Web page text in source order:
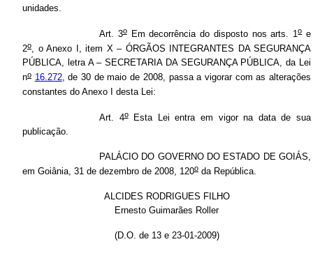
unidades.
Art. 3oEm decorrência do disposto nos arts. 1oe
2o, o Anexo I, item X – ÓRGÃOS INTEGRANTES DA SEGURANÇA
PÚBLICA, letra A – SECRETARIA DA SEGURANÇA PÚBLICA, da Lei
no 16.272, de 30 de maio de 2008, passa a vigorar com as alterações
constantes do Anexo I desta Lei:
Art. 4oEsta Lei entra em vigor na data de sua
publicação.
PALÁCIO DO GOVERNO DO ESTADO DE GOIÁS,
em Goiânia, 31 de dezembro de 2008, 120o da República.
ALCIDES RODRIGUES FILHO
Ernesto Guimarães Roller
(D.O. de 13 e 23-01-2009)